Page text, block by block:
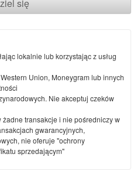
się
lokalnie lub korzystając z usług
Union, Moneygram lub innych
Nie akceptuj czeków
transakcje i nie pośredniczy w
gwarancyjnych,
nie oferuje "ochrony
sprzedającym"